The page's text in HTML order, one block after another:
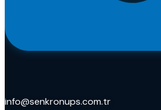
info@senkronups.com.tr